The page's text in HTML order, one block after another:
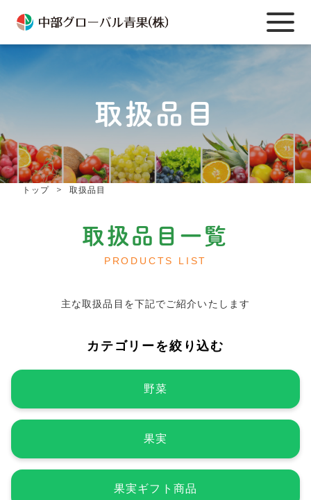
取扱品目
トップ ＞ 取扱品目
取扱品目一覧
PRODUCTS LIST
主な取扱品目を下記でご紹介いたします
カテゴリーを絞り込む
野菜
果実
果実ギフト商品